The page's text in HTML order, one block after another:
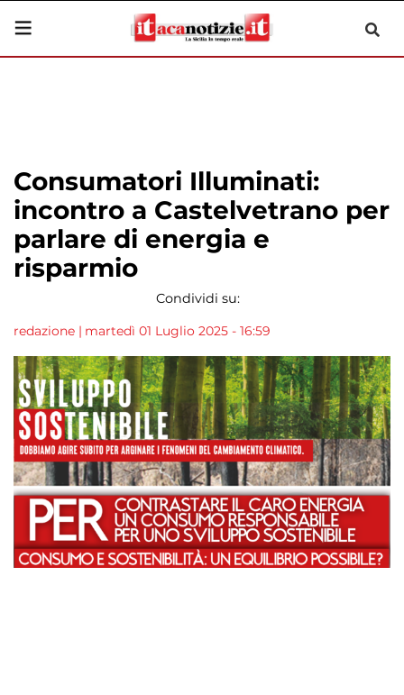
Consumatori Illuminati:
incontro a Castelvetrano per
parlare di energia e
risparmio
Condividi su:
redazione | martedì 01 Luglio 2025 - 16:59